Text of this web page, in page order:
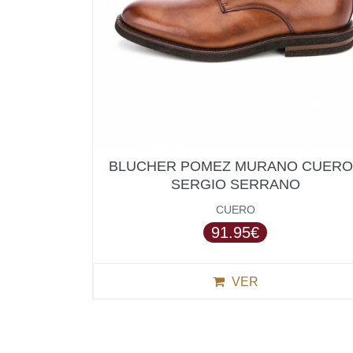
BLUCHER POMEZ MURANO
SERGIO SERRANO
CUERO
91.95€
VER